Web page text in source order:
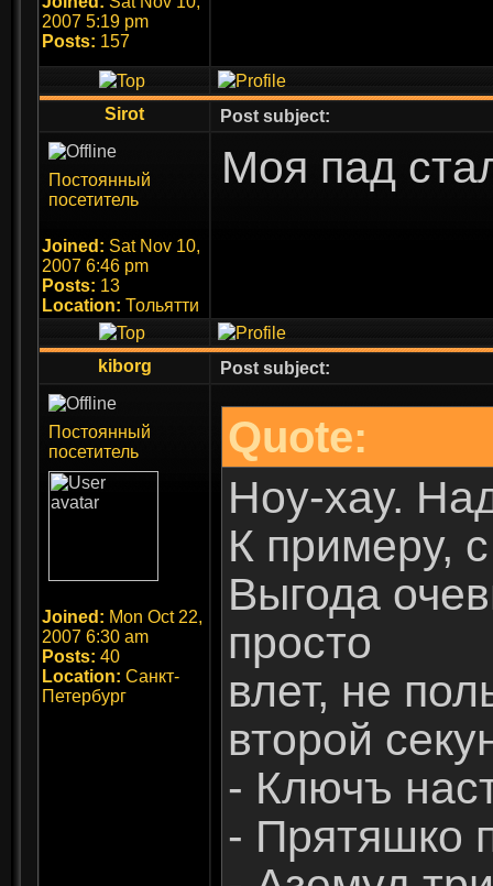
2007 5:19 pm
Posts: 157
Sirot Post subject:
Постоянный
посетитель
Joined: Sat Nov 10,
2007 6:46 pm
Posts: 13
Location: Тольятти
Моя пад
kiborg Post subject:
Постоянный
посетитель
Joined: Mon Oct 22,
2007 6:30 am
Posts: 40
Location: Санкт-
Петербург
Quote:
Ноу-хау.
К примеру,
Выгода
просто
влет, не
второй
- Ключъ
- Прятяшко